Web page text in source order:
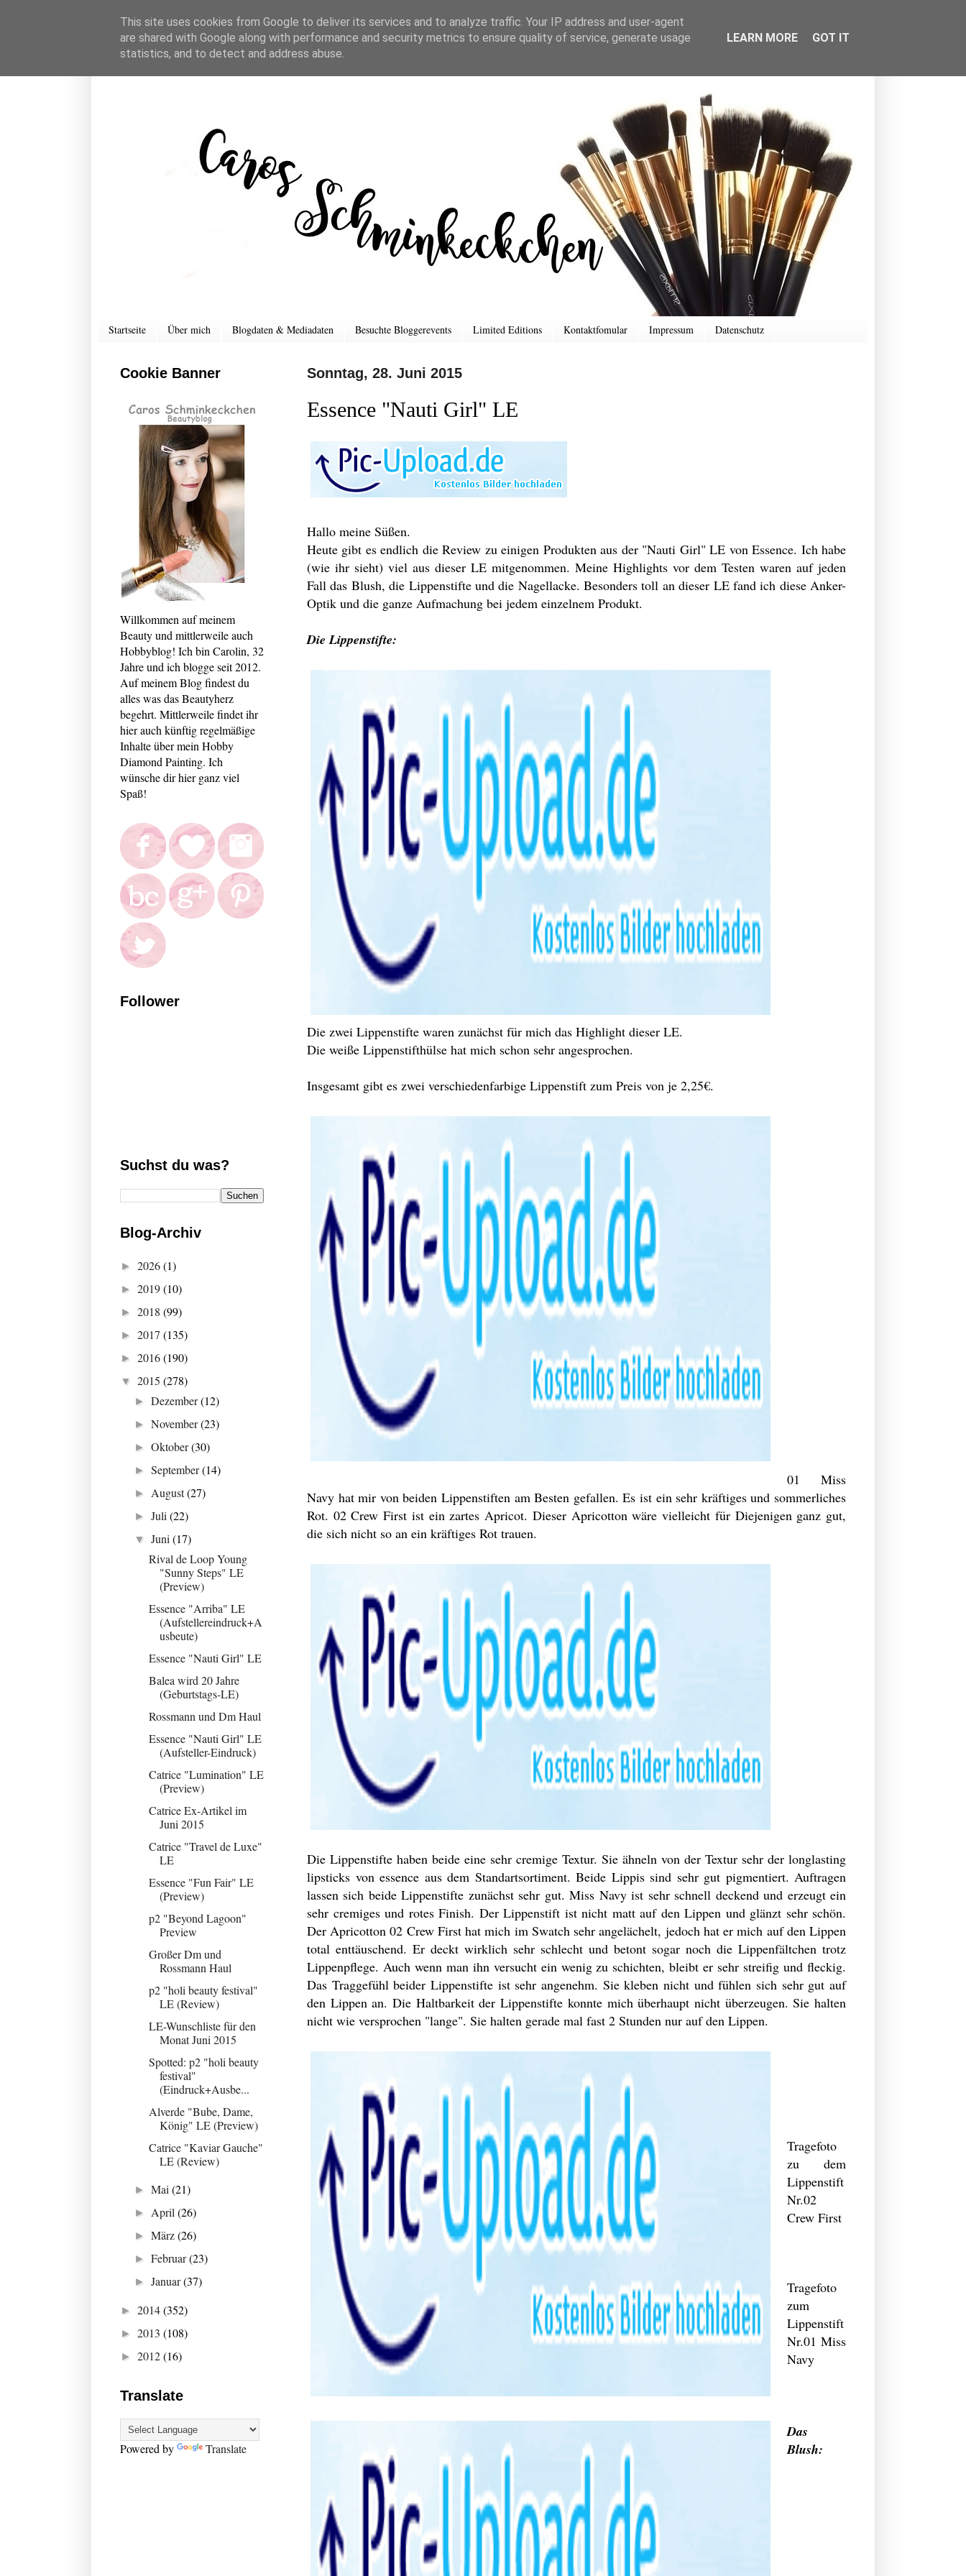
Startseite Über mich Blogdaten & Mediadaten Besuchte Bloggerevents Limited Editions Kontaktfomular Impressum Datenschutz
Sonntag, 28. Juni 2015
Essence "Nauti Girl" LE
Hallo meine Süßen.
Heute gibt es endlich die Review zu einigen Produkten aus der "Nauti Girl" LE von Essence. Ich habe
(wie ihr sieht) viel aus dieser LE mitgenommen. Meine Highlights vor dem Testen waren auf jeden
Fall das Blush, die Lippenstifte und die Nagellacke. Besonders toll an dieser LE fand ich diese Anker-
Optik und die ganze Aufmachung bei jedem einzelnem Produkt.
Die Lippenstifte:
Die zwei Lippenstifte waren zunächst für mich das Highlight dieser LE.
Die weiße Lippenstifthülse hat mich schon sehr angesprochen.
Insgesamt gibt es zwei verschiedenfarbige Lippenstift zum Preis von je 2,25€.
01 Miss
Navy hat mir von beiden Lippenstiften am Besten gefallen. Es ist ein sehr kräftiges und sommerliches
Rot. 02 Crew First ist ein zartes Apricot. Dieser Apricotton wäre vielleicht für Diejenigen ganz gut,
die sich nicht so an ein kräftiges Rot trauen.
Die Lippenstifte haben beide eine sehr cremige Textur. Sie ähneln von der Textur sehr der longlasting
lipsticks von essence aus dem Standartsortiment. Beide Lippis sind sehr gut pigmentiert. Auftragen
lassen sich beide Lippenstifte zunächst sehr gut. Miss Navy ist sehr schnell deckend und erzeugt ein
sehr cremiges und rotes Finish. Der Lippenstift ist nicht matt auf den Lippen und glänzt sehr schön.
Der Apricotton 02 Crew First hat mich im Swatch sehr angelächelt, jedoch hat er mich auf den Lippen
total enttäuschend. Er deckt wirklich sehr schlecht und betont sogar noch die Lippenfältchen trotz
Lippenpflege. Auch wenn man ihn versucht ein wenig zu schichten, bleibt er sehr streifig und fleckig.
Das Traggefühl beider Lippenstifte ist sehr angenehm. Sie kleben nicht und fühlen sich sehr gut auf
den Lippen an. Die Haltbarkeit der Lippenstifte konnte mich überhaupt nicht überzeugen. Sie halten
nicht wie versprochen "lange". Sie halten gerade mal fast 2 Stunden nur auf den Lippen.
Tragefoto
zu dem
Lippenstift
Nr.02
Crew First
Tragefoto
zum
Lippenstift
Nr.01 Miss
Navy
Das
Blush:
Cookie Banner
Willkommen auf meinem
Beauty und mittlerweile auch
Hobbyblog! Ich bin Carolin, 32
Jahre und ich blogge seit 2012.
Auf meinem Blog findest du
alles was das Beautyherz
begehrt. Mittlerweile findet ihr
hier auch künftig regelmäßige
Inhalte über mein Hobby
Diamond Painting. Ich
wünsche dir hier ganz viel
Spaß!
Follower
Suchst du was?
Blog-Archiv
► 2026(1)
► 2019(10)
► 2018 (99)
► 2017 (135)
► 2016(190)
▼ 2015 (278)
►Dezember(12)
►November(23)
►Oktober(30)
►September(14)
► August(27)
►Juli(22)
▼Juni(17)
Rival de Loop Young
"Sunny Steps" LE
(Preview)
Essence "Arriba" LE
(Aufstellereindruck+A
usbeute)
Essence "Nauti Girl" LE
Balea wird 20 Jahre
(Geburtstags-LE)
Rossmann und Dm Haul
Essence "Nauti Girl" LE
(Aufsteller-Eindruck)
Catrice "Lumination" LE
(Preview)
Catrice Ex-Artikel im
Juni 2015
Catrice "Travel de Luxe"
LE
Essence "Fun Fair" LE
(Preview)
p2 "Beyond Lagoon"
Preview
Großer Dm und
Rossmann Haul
p2 "holi beauty festival"
LE (Review)
LE-Wunschliste für den
Monat Juni 2015
Spotted: p2 "holi beauty
festival"
(Eindruck+Ausbe...
Alverde "Bube, Dame,
König" LE (Preview)
Catrice "Kaviar Gauche"
LE (Review)
►Mai(21)
► April(26)
►März(26)
►Februar(23)
►Januar(37)
► 2014(352)
► 2013 (108)
► 2012(16)
Translate
Powered by Translate
This site uses cookies from Google to deliver its services and to analyze traffic. Your IP address and user-agent
are shared with Google along with performance and security metrics to ensure quality of service, generate usage
statistics, and to detect and address abuse.
LEARN MORE GOT IT